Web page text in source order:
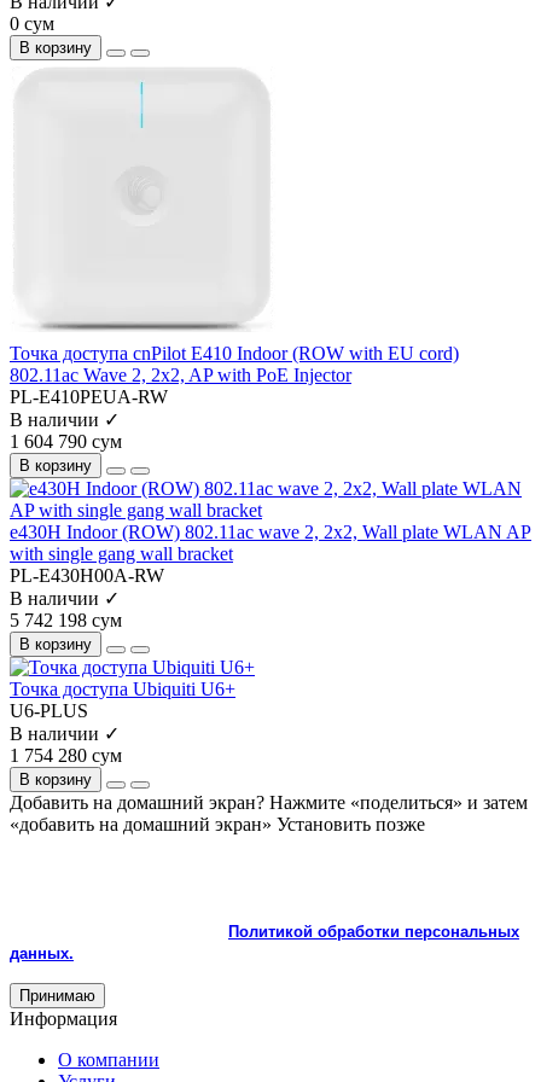
0 сум
В корзину
Точка доступа cnPilot E410 Indoor (ROW with EU cord)
802.11ac Wave 2, 2x2, AP with PoE Injector
PL-E410PEUA-RW
В наличии ✓
1 604 790 сум
В корзину
e430H Indoor (ROW) 802.11ac wave 2, 2x2, Wall plate WLAN AP
with single gang wall bracket
PL-E430H00A-RW
В наличии ✓
5 742 198 сум
В корзину
Точка доступа Ubiquiti U6+
U6-PLUS
В наличии ✓
1 754 280 сум
В корзину
Добавить на домашний экран? Нажмите «поделиться» и затем
«добавить на домашний экран» Установить позже
Политикой обработки персональных
данных.
Принимаю
Информация
О компании